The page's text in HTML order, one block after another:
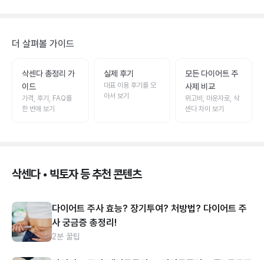
더 살펴볼 가이드
삭센다 총정리 가
이드
가격, 후기, FAQ를
한 번에 보기
실제 후기
대표 이용 후기를 모
아서 보기
모든 다이어트 주
사제 비교
위고비, 마운자로, 삭
센다 차이 보기
삭센다 • 빅토자 등 추천 콘텐츠
다이어트 주사 효능? 장기투여? 처방법? 다이어트 주
사 궁금증 총정리!
2분 꿀팁